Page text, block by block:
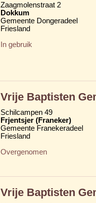
Zaagmolenstraat 2
Dokkum
Gemeente Dongeradeel
Friesland
In gebruik
Vrije Baptisten
Schilcampen 49
Frjentsjer (Franeker)
Gemeente Franekeradeel
Friesland
Overgenomen
Vrije Baptisten